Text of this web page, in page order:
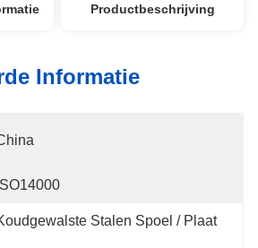
Productbeschrijving
Informatie
ISO14000
Stalen Spoel / Plaat